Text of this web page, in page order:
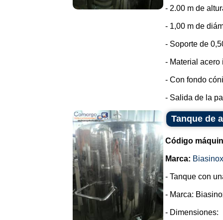
- 2.00 m de
- 1,00 m de
- Soporte de
- Material
- Con fondo
- Salida de la
Tanque de
Código
Marca: Biasinox
- Tanque con
- Marca:
- Dimensiones: